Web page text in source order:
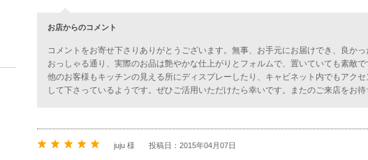
お店からのコメント
コメントをお寄せ下さりありがとうございます。無事、お手元にお届けでき、良か
おっしゃる通り、実際のお品は艶やかな仕上がりとフォルムで、置いていても素敵で
他のお客様もキッチンの見える所にディスプレーしたり、キャビネット内でもアクセ
して下さっているようです。ぜひご活用いただけたら幸いです。またのご来店をお
juju 様 投稿日：2015年04月07日